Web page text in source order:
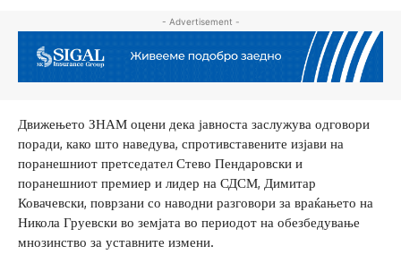
- Advertisement -
Движењето ЗНАМ оцени дека јавноста заслужува одговори
поради, како што наведува, спротивставените изјави на
поранешниот претседател Стево Пендаровски и
поранешниот премиер и лидер на СДСМ, Димитар
Ковачевски, поврзани со наводни разговори за враќањето на
Никола Груевски во земјата во периодот на обезбедување
мнозинство за уставните измени.